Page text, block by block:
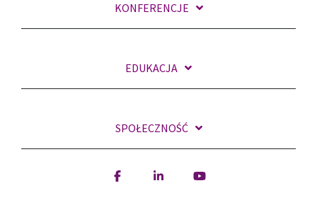
KONFERENCJE
EDUKACJA
SPOŁECZNOŚĆ
Facebook Linkedin